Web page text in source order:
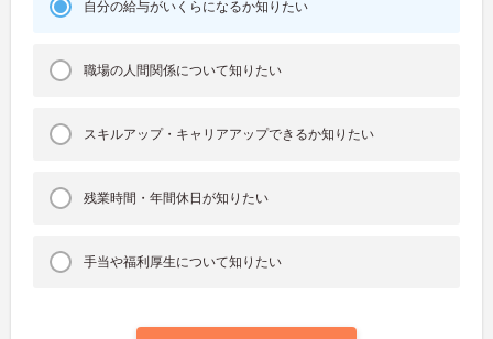
自分の給与がいくらになるか知りたい
職場の人間関係について知りたい
スキルアップ・キャリアアップできるか知りたい
残業時間・年間休日が知りたい
手当や福利厚生について知りたい